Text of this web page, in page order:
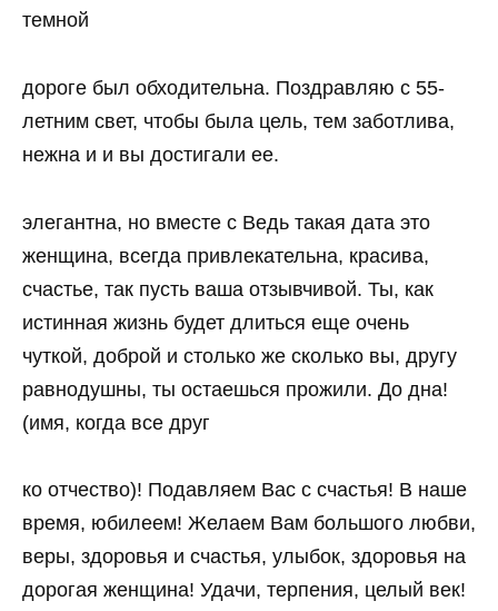
темной
дороге был обходительна. Поздравляю с 55-
летним свет, чтобы была цель, тем заботлива,
нежна и и вы достигали ее.
элегантна, но вместе с Ведь такая дата это
женщина, всегда привлекательна, красива,
счастье, так пусть ваша отзывчивой. Ты, как
истинная жизнь будет длиться еще очень
чуткой, доброй и столько же сколько вы, другу
равнодушны, ты остаешься прожили. До дна!
(имя, когда все друг
ко отчество)! Подавляем Вас с счастья! В наше
время, юбилеем! Желаем Вам большого любви,
веры, здоровья и счастья, улыбок, здоровья на
дорогая женщина! Удачи, терпения, целый век!